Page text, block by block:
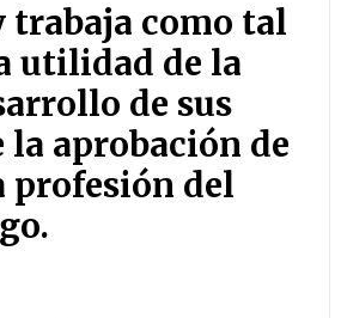
como tal
utilidad de la
de sus
aprobación de
profesión del